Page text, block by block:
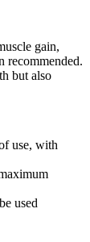
gain,
recommended.
but also
use, with
used